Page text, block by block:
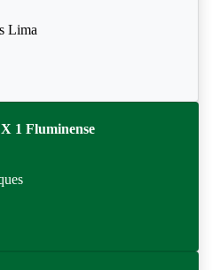
Lima
1 Fluminense